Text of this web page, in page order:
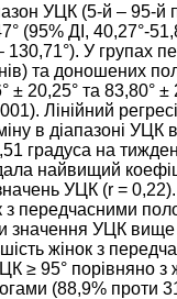
УЦК (5-й – 95-й
(95% ДІ, 40,27°-
130,71°). У групах
та доношених
± 20,25° та 83,80° ±
Лінійний
в діапазоні УЦК
градуса на
найвищий
значень УЦК (r =
з передчасними
значення УЦК вище
жінок з
≥ 95° порівняно з
(88,9% проти